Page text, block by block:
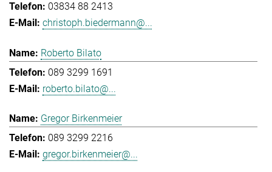
03834 88 2413
christoph.biedermann@...
Roberto Bilato
089 3299 1691
roberto.bilato@...
Gregor Birkenmeier
089 3299 2216
gregor.birkenmeier@...